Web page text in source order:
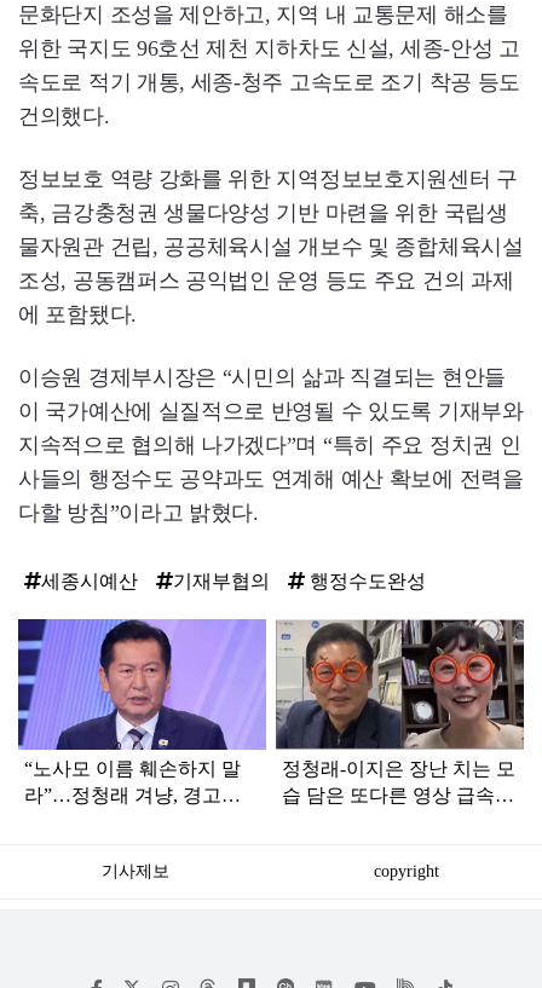
문화단지 조성을 제안하고, 지역 내 교통문제 해소를
위한 국지도 96호선 제천 지하차도 신설, 세종-안성 고
속도로 적기 개통, 세종-청주 고속도로 조기 착공 등도
건의했다.
정보보호 역량 강화를 위한 지역정보보호지원센터 구
축, 금강충청권 생물다양성 기반 마련을 위한 국립생
물자원관 건립, 공공체육시설 개보수 및 종합체육시설
조성, 공동캠퍼스 공익법인 운영 등도 주요 건의 과제
에 포함됐다.
이승원 경제부시장은 “시민의 삶과 직결되는 현안들
이 국가예산에 실질적으로 반영될 수 있도록 기재부와
지속적으로 협의해 나가겠다”며 “특히 주요 정치권 인
사들의 행정수도 공약과도 연계해 예산 확보에 전력을
다할 방침”이라고 밝혔다.
세종시예산 기재부협의 행정수도완성
탑
라
인
“노사모 이름 훼손하지 말
라”…정청래 겨냥, 경고장
정청래-이지은 장난 치는 모
습 담은 또다른 영상 급속
기사제보 copyright